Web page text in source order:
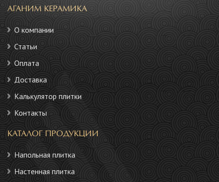
АГАНИМ КЕРАМИКА
О компании
Статьи
Оплата
Доставка
Калькулятор плитки
Контакты
КАТАЛОГ ПРОДУКЦИИ
Напольная плитка
Настенная плитка